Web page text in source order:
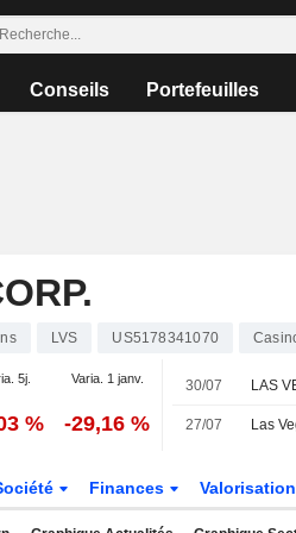
Conseils Portefeuilles
LVS US5178341070
5j. Varia. 1 janv.
% -29,16 %
30/07
27/07
Finances Valorisation